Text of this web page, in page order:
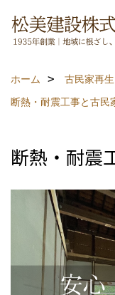
ホーム 古民家再生
断熱・耐震工事と古民
断熱・耐震